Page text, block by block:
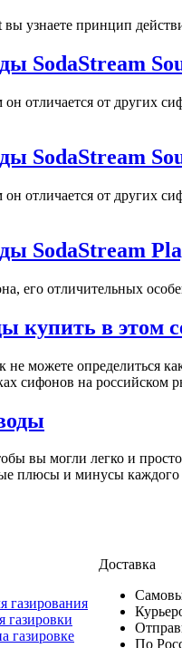
узнаете принцип
SodaStream
отличается от других
SodaStream
отличается от других
SodaStream
его отличительных
купить в этом
можете определиться
сифонов на российском
вы могли легко и
плюсы и минусы
газирования
газировки
газировке
Доставка
По